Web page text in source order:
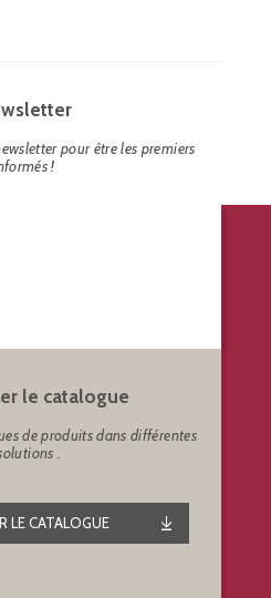
pour être les premiers
!
le catalogue
de produits dans différentes
.
LE CATALOGUE